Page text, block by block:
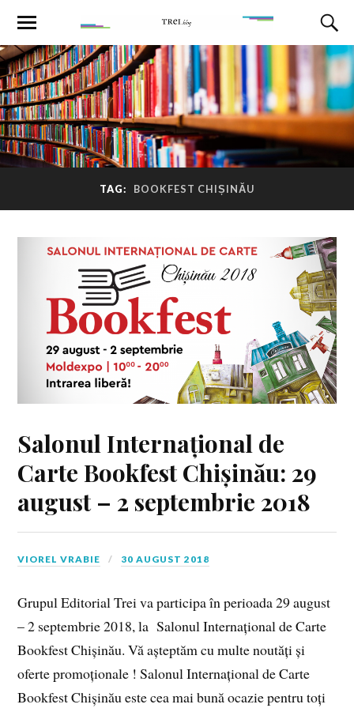
TAG: BOOKFEST CHIȘINĂU
Salonul Internațional de
Carte Bookfest Chișinău: 29
august – 2 septembrie 2018
VIOREL VRABIE 30 AUGUST 2018
Grupul Editorial Trei va participa în perioada 29 august
– 2 septembrie 2018, la Salonul Internațional de Carte
Bookfest Chișinău. Vă așteptăm cu multe noutăți și
oferte promoționale ! Salonul Internațional de Carte
Bookfest Chișinău este cea mai bună ocazie pentru toți